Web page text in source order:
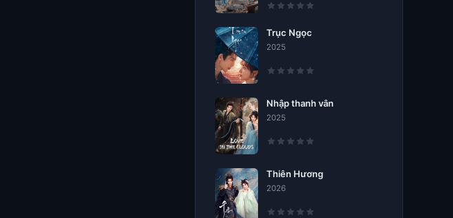
Trục Ngọc
2025
Nhập thanh vân
2025
Thiên Hương
2026